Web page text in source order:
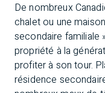
De nombreux
chalet ou une
secondaire familiale
propriété à la
profiter à son tour.
résidence